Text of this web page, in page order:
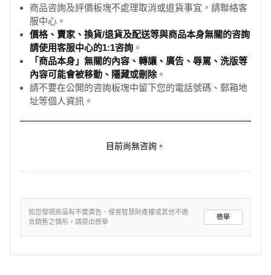
商品咨詢及評價板塊不處理取消或退貨事宜，請聯絡客
服中心。
價格、賣家、換貨/退貨及配送等與商品本身無關的咨詢
請使用客服中心的1:1咨詢 。
「商品本身」無關的內容、轉讓、廣告、辱罵、洗版等
內容可能會被移動、隱藏或刪除。
請不要在公開的咨詢板塊中留下您的電話號碼、郵箱地
址等個人資訊。
目前尚無咨詢。
如您發現商品有不實廣告、侵害智慧財產權或其他不適
合銷售之情形，請提出檢舉
檢舉